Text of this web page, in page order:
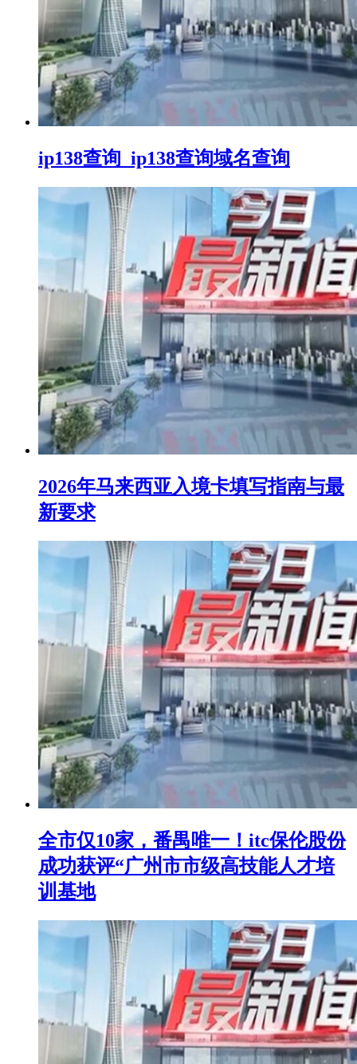
ip138查询_ip138查询域名查询
2026年马来西亚入境卡填写指南与最
新要求
全市仅10家，番禺唯一！itc保伦股份
成功获评“广州市市级高技能人才培
训基地